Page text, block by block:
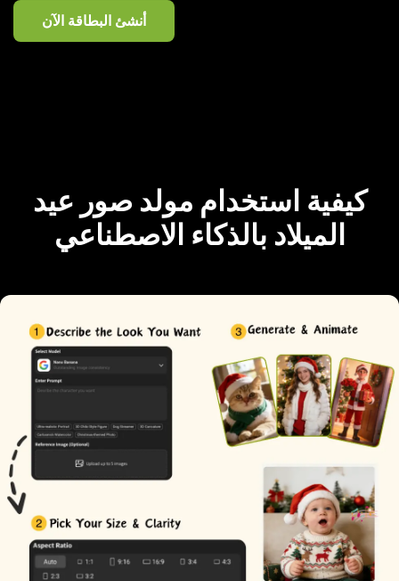
أنشئ البطاقة الآن
كيفية استخدام مولد صور عيد
الميلاد بالذكاء الاصطناعي